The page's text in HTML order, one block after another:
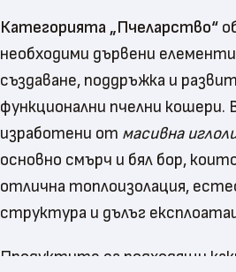
Категорията „Пчеларство“
необходими дървени елементи
създаване, поддръжка и
функционални пчелни кошери.
изработени от масивна
основно смърч и бял бор,
отлична топлоизолация,
структура и дълъг
Продуктите са подходящи